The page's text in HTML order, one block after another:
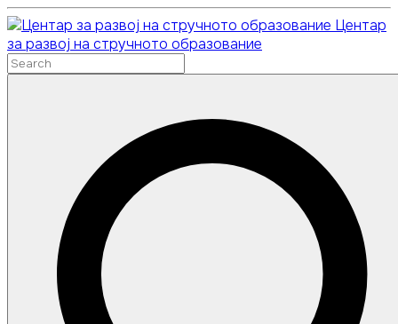
Skip
to
content
Центар
за развој на стручното образование